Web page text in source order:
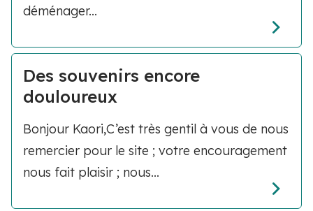
déménager...
Des souvenirs encore
douloureux
Bonjour Kaori,C’est très gentil à vous de nous
remercier pour le site ; votre encouragement
nous fait plaisir ; nous...